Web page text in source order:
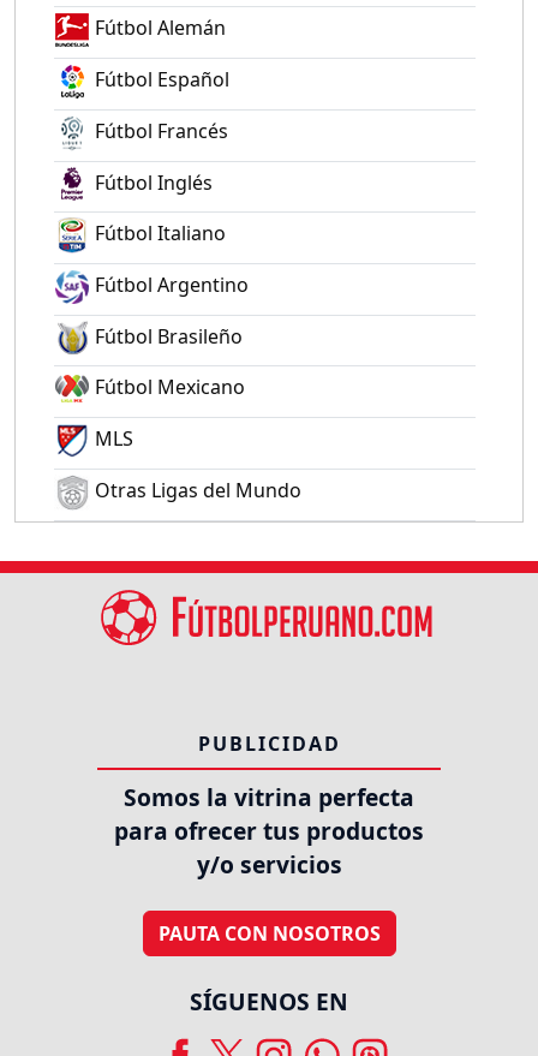
Fútbol Alemán
Fútbol Español
Fútbol Francés
Fútbol Inglés
Fútbol Italiano
Fútbol Argentino
Fútbol Brasileño
Fútbol Mexicano
MLS
Otras Ligas del Mundo
PUBLICIDAD
Somos la vitrina perfecta
para ofrecer tus productos
y/o servicios
PAUTA CON NOSOTROS
SÍGUENOS EN